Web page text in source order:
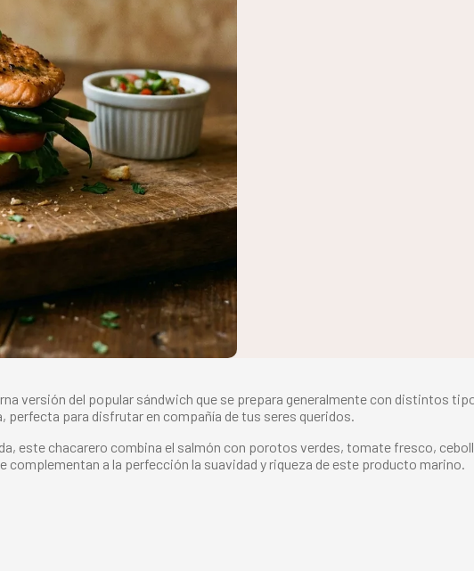
versión del popular sándwich que se prepara generalmente con distintos
perfecta para disfrutar en compañía de tus seres queridos.
este chacarero combina el salmón con porotos verdes, tomate fresco,
complementan a la perfección la suavidad y riqueza de este producto marino.